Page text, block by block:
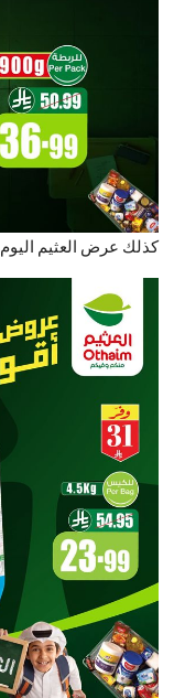
كذلك عرض العثيم اليوم